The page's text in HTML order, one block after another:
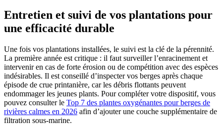
Entretien et suivi de vos plantations pour
une efficacité durable
Une fois vos plantations installées, le suivi est la clé de la pérennité.
La première année est critique : il faut surveiller l’enracinement et
intervenir en cas de forte érosion ou de compétition avec des espèces
indésirables. Il est conseillé d’inspecter vos berges après chaque
épisode de crue printanière, car les débris flottants peuvent
endommager les jeunes plants. Pour compléter votre dispositif, vous
pouvez consulter le Top 7 des plantes oxygénantes pour berges de
rivières calmes en 2026 afin d’ajouter une couche supplémentaire de
filtration sous-marine.